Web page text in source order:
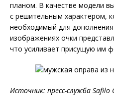
планом. В качестве модели
с решительным характером,
необходимый для
изображениях очки
что усиливает присущую им
Источник: пресс-служба Safilo